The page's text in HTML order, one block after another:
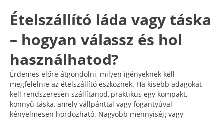
Ételszállító láda vagy táska
– hogyan válassz és hol
használhatod?
Érdemes előre átgondolni, milyen igényeknek kell
megfelelnie az ételszállító eszköznek. Ha kisebb adagokat
kell rendszeresen szállítanod, praktikus egy kompakt,
könnyű táska, amely vállpánttal vagy fogantyúval
kényelmesen hordozható. Nagyobb mennyiség vagy